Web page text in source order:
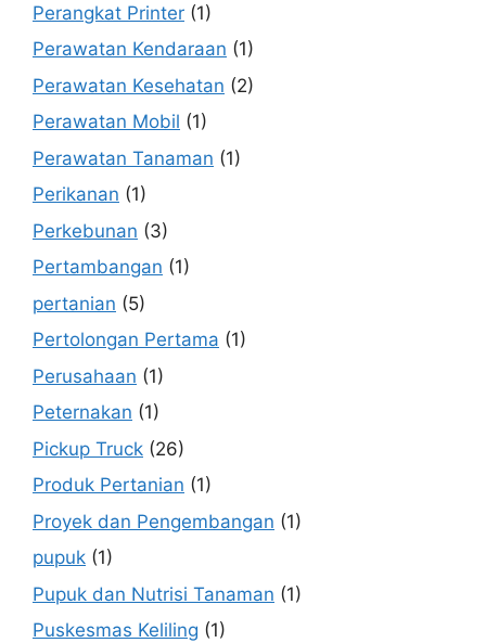
Perangkat Printer (1)
Perawatan Kendaraan (1)
Perawatan Kesehatan (2)
Perawatan Mobil (1)
Perawatan Tanaman (1)
Perikanan (1)
Perkebunan (3)
Pertambangan (1)
pertanian (5)
Pertolongan Pertama (1)
Perusahaan (1)
Peternakan (1)
Pickup Truck (26)
Produk Pertanian (1)
Proyek dan Pengembangan (1)
pupuk (1)
Pupuk dan Nutrisi Tanaman (1)
Puskesmas Keliling (1)